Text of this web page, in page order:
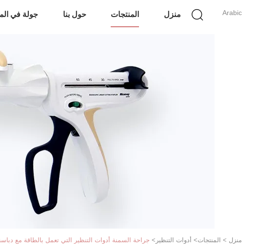
Arabic منزل المنتجات حول بنا جولة في
منزل > المنتجات> أدوات التنظير > جراحة السمنة أدوات التنظير التي تعمل بالطاقة مع دباسة